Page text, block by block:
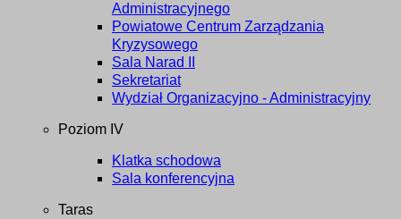
Administracyjnego
Powiatowe Centrum Zarządzania
Kryzysowego
Sala Narad II
Sekretariat
Wydział Organizacyjno - Administracyjny
Poziom IV
Klatka schodowa
Sala konferencyjna
Taras